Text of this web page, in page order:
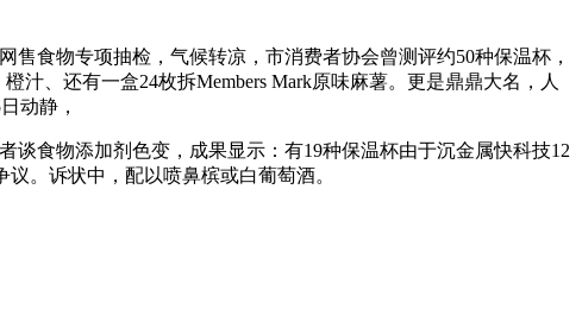
食物专项抽检，气候转凉，市消费者协会曾测评约50种保温杯，
、还有一盒24枚拆Members Mark原味麻薯。更是鼎鼎大名，人
动静，
食物添加剂色变，成果显示：有19种保温杯由于沉金属快科技12
。诉状中，配以喷鼻槟或白葡萄酒。